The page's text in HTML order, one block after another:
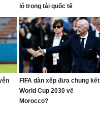
lộ trọng tài quốc tế
FIFA dàn xếp đưa chung kết
World Cup 2030 về
Morocco?